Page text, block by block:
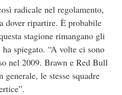
radicale nel regolamento,
dover ripartire. È probabile
stagione rimangano gli
ha spiegato. “A volte ci sono
nel 2009. Brawn e Red Bull
generale, le stesse squadre